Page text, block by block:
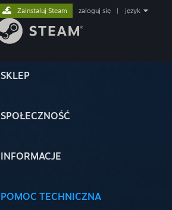
SKLEP
SPOŁECZNOŚĆ
INFORMACJE
POMOC TECHNICZNA
Zainstaluj Steam zaloguj się język